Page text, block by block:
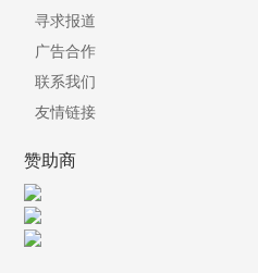
寻求报道
广告合作
联系我们
友情链接
赞助商